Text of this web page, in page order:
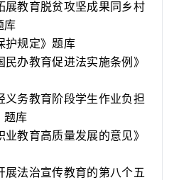
展教育脱贫攻坚成果同乡村
库
护规定》题库
民办教育促进法实施条例》
义务教育阶段学生作业负担
题库
业教育高质量发展的意见》
展法治宣传教育的第八个五